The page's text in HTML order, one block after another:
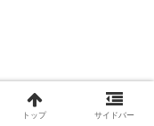
ID:HKua5Gc00
トップ サイドバー